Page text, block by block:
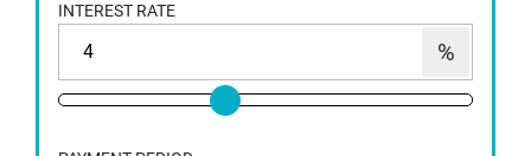
INTEREST RATE